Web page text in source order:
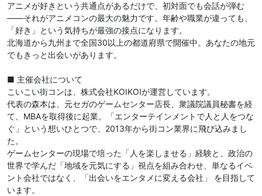
アニメが好きという共通点があるだけで、初対面でも会話が弾む
——それがアニメコンの最大の魅力です。年齢や職業が違っても、
「好き」という気持ちが最強の接点になります。
北海道から九州まで全国30以上の都道府県で開催中。あなたの地元
でもきっと出会いがあります。
■ 主催会社について
こいこい街コンは、株式会社KOIKOIが運営しています。
代表の森本は、元セガのゲームセンター店長、衆議院議員秘書を経
て、MBAを取得後に起業。「エンターテインメントで人と人をつな
ぐ」という想いひとつで、2013年から街コン業界に飛び込みまし
た。
ゲームセンターの現場で培った「人を楽しませる」経験と、政治の
世界で学んだ「地域を元気にする」視点を組み合わせ、単なるイベ
ント会社ではなく、「出会いをエンタメに変える会社」 を目指して
います。